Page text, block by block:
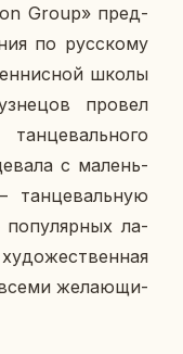
Group» пред­
по рус­ско­му
школы
провел
с ма­лень­
тан­це­валь­ную
по­пу­ляр­ных ла­
всеми же­ла­ю­щи­